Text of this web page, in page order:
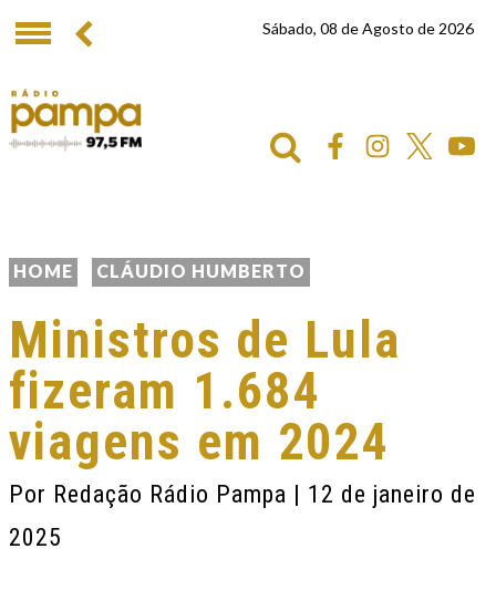
Sábado, 08 de Agosto de 2026
HOME CLÁUDIO HUMBERTO
Ministros de Lula
fizeram 1.684
viagens em 2024
Por Redação Rádio Pampa | 12 de janeiro de
2025